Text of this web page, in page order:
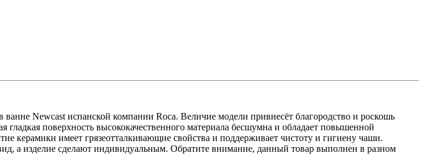
Newcast испанской компании Roca. Величие модели привнесёт благородство и роскошь
поверхность высококачественного материала бесшумна и обладает повышенной
керамики имеет грязеотталкивающие свойства и поддерживает чистоту и гигиену чаши.
а изделие сделают индивидуальным. Обратите внимание, данный товар выполнен в разном